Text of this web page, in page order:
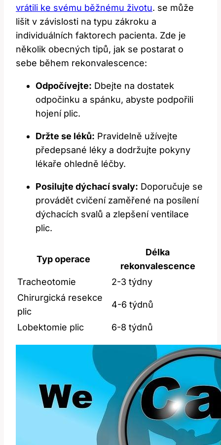
vrátili ke svému běžnému životu. se může
lišit v závislosti na typu zákroku a
individuálních faktorech pacienta. Zde je
několik obecných tipů, jak se postarat o
sebe během rekonvalescence:
Odpočívejte: Dbejte na dostatek
odpočinku a spánku, abyste podpořili
hojení plic.
Držte se léků: Pravidelně užívejte
předepsané léky a dodržujte pokyny
lékaře ohledně léčby.
Posilujte dýchací svaly: Doporučuje se
provádět cvičení zaměřené na posílení
dýchacích svalů a zlepšení ventilace
plic.
Typ operace
Délka
rekonvalescence
Tracheotomie
2-3 týdny
Chirurgická resekce
plic
4-6 týdnů
Lobektomie plic 6-8 týdnů